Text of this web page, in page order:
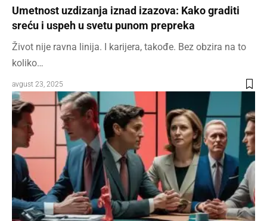
Umetnost uzdizanja iznad izazova: Kako graditi
sreću i uspeh u svetu punom prepreka
Život nije ravna linija. I karijera, takođe. Bez obzira na to
koliko…
avgust 23, 2025